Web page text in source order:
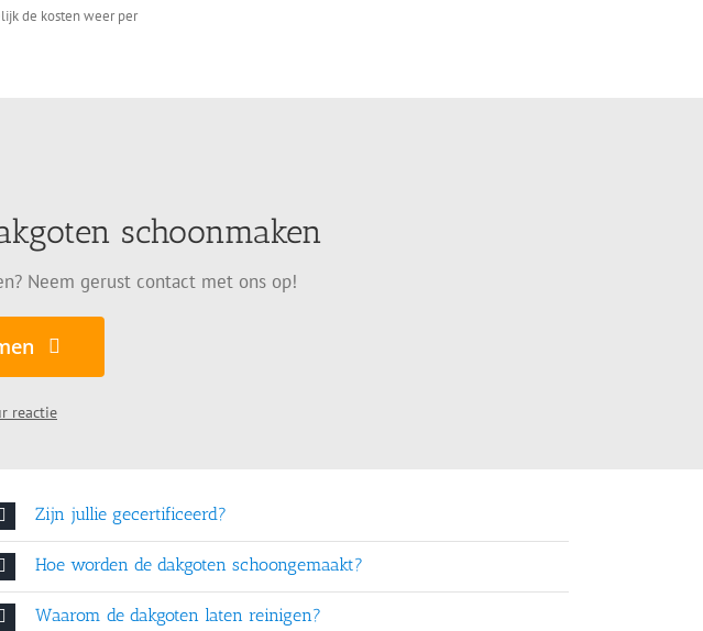
de kosten weer per
schoonmaken
Neem gerust contact met ons op!
reactie
Zijn jullie gecertificeerd?
Hoe worden de dakgoten schoongemaakt?
Waarom de dakgoten laten reinigen?